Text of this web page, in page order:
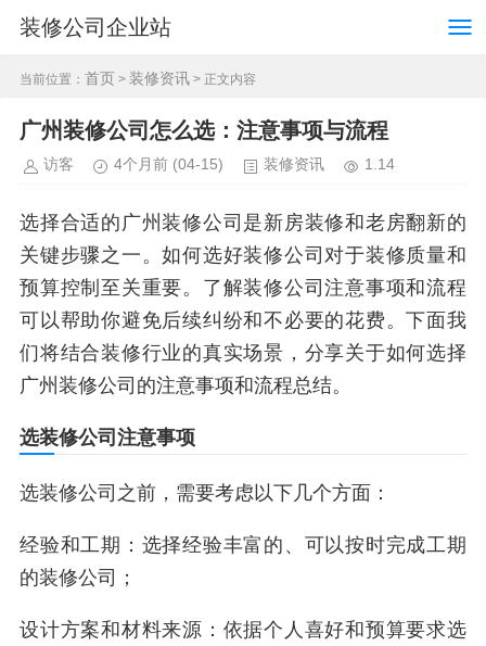
装修公司企业站
当前位置： 首页 > 装修资讯 > 正文内容
广州装修公司怎么选：注意事项与流程
访客 4个月前 (04-15) 装修资讯 1.14
选择合适的广州装修公司是新房装修和老房翻新的
关键步骤之一。如何选好装修公司对于装修质量和
预算控制至关重要。了解装修公司注意事项和流程
可以帮助你避免后续纠纷和不必要的花费。下面我
们将结合装修行业的真实场景，分享关于如何选择
广州装修公司的注意事项和流程总结。
选装修公司注意事项
选装修公司之前，需要考虑以下几个方面：
经验和工期：选择经验丰富的、可以按时完成工期
的装修公司；
设计方案和材料来源：依据个人喜好和预算要求选